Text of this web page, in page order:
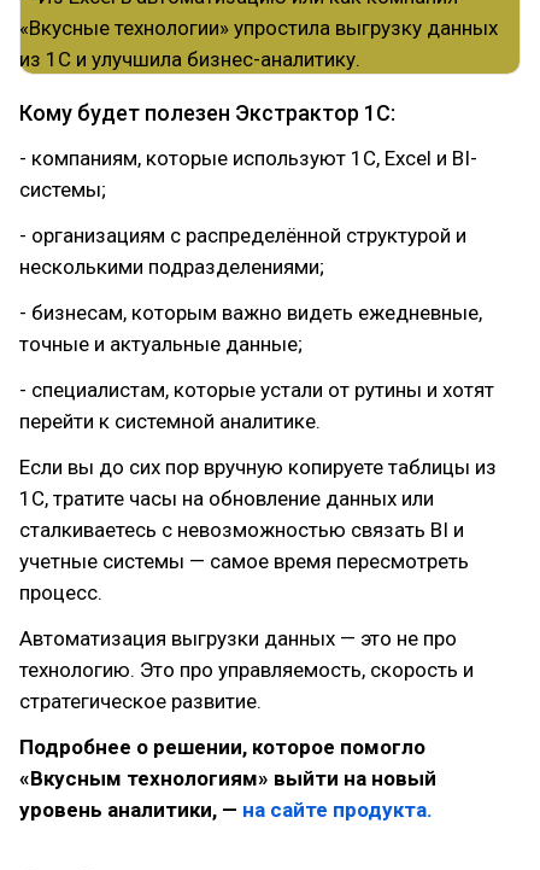
Кому будет полезен Экстрактор 1С:
- компаниям, которые используют 1С, Excel и BI-
системы;
- организациям с распределённой структурой и
несколькими подразделениями;
- бизнесам, которым важно видеть ежедневные,
точные и актуальные данные;
- специалистам, которые устали от рутины и хотят
перейти к системной аналитике.
Если вы до сих пор вручную копируете таблицы из
1С, тратите часы на обновление данных или
сталкиваетесь с невозможностью связать BI и
учетные системы — самое время пересмотреть
процесс.
Автоматизация выгрузки данных — это не про
технологию. Это про управляемость, скорость и
стратегическое развитие.
Подробнее о решении, которое помогло
«Вкусным технологиям» выйти на новый
уровень аналитики, — на сайте продукта.